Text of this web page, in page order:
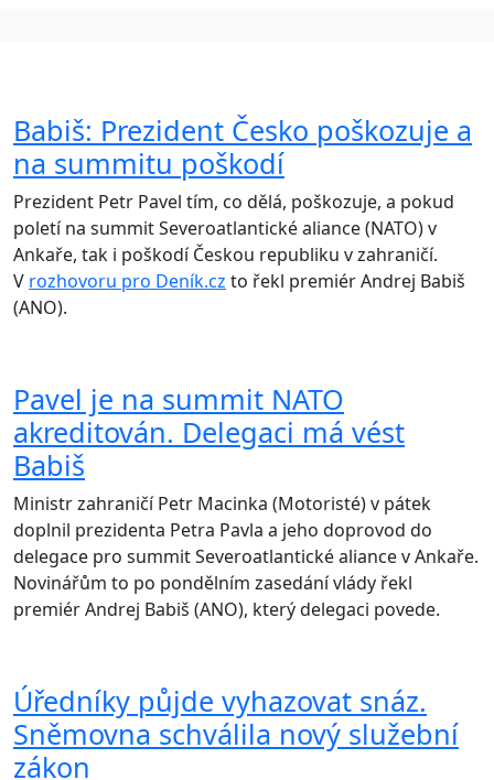
Babiš: Prezident Česko poškozuje a
na summitu poškodí
Prezident Petr Pavel tím, co dělá, poškozuje, a pokud
poletí na summit Severoatlantické aliance (NATO) v
Ankaře, tak i poškodí Českou republiku v zahraničí.
V rozhovoru pro Deník.cz to řekl premiér Andrej Babiš
(ANO).
Pavel je na summit NATO
akreditován. Delegaci má vést
Babiš
Ministr zahraničí Petr Macinka (Motoristé) v pátek
doplnil prezidenta Petra Pavla a jeho doprovod do
delegace pro summit Severoatlantické aliance v Ankaře.
Novinářům to po pondělním zasedání vlády řekl
premiér Andrej Babiš (ANO), který delegaci povede.
Úředníky půjde vyhazovat snáz.
Sněmovna schválila nový služební
zákon